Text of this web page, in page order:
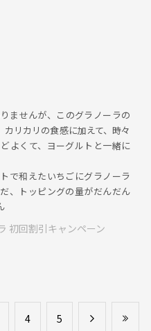
ませんが、このグラノーラの
リカリの食感に加えて、時々
よくて、ヨーグルトと一緒に
で和えたいちごにグラノーラ
、トッピングの量がだんだん
初回割引キャンペーン
​4 ​5